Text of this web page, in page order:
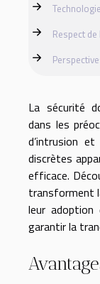
Respect
La sécurité
dans les
d’intrusion
discrètes
efficace.
transforment
leur adoption
garantir la